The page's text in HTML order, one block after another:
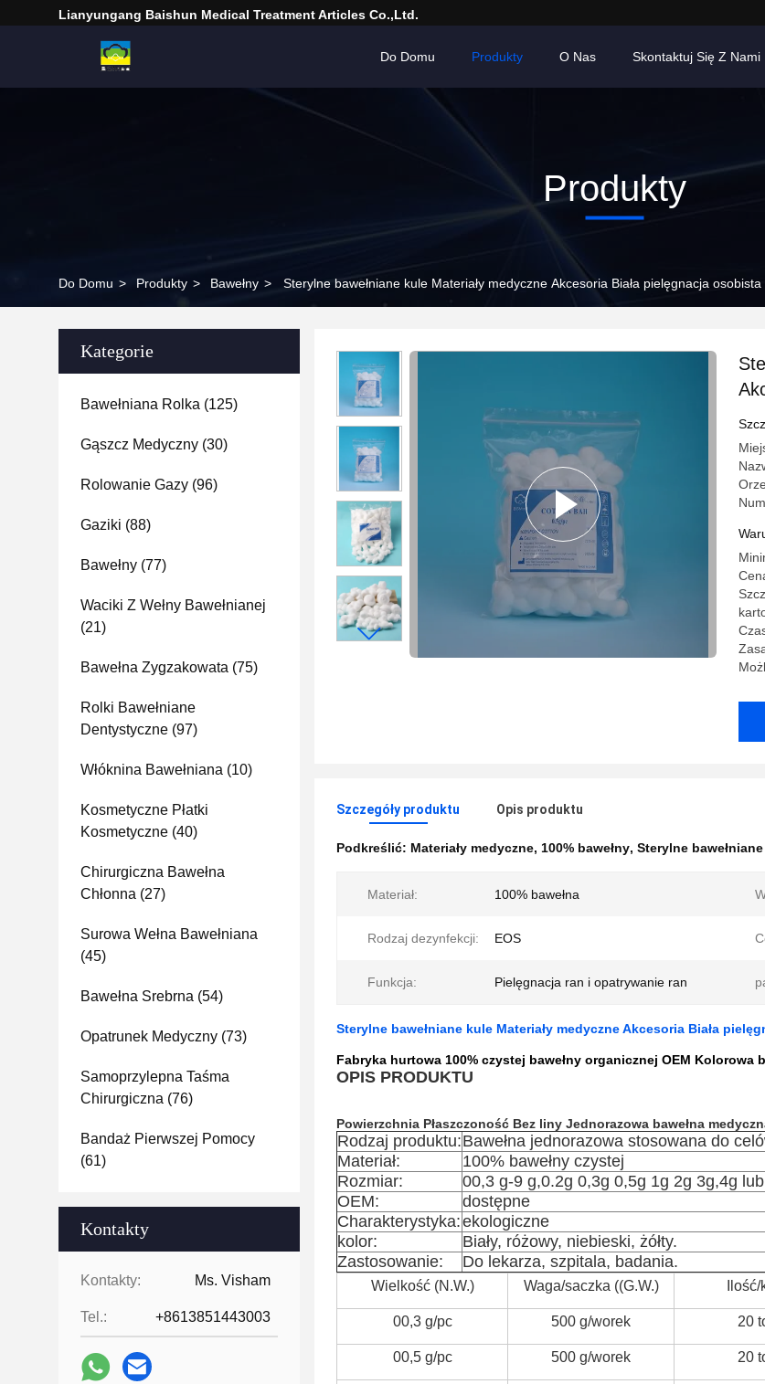
Lianyungang Baishun Medical Treatment Articles Co.,Ltd.
Do Domu Produkty O Nas Skontaktuj Się Z Nami
Produkty
Do Domu > Produkty > Bawełny > Sterylne bawełniane kule Materiały medyczne Akcesoria Biała pielęgnacja
Kategorie
Bawełniana Rolka (125)
Gąszcz Medyczny (30)
Rolowanie Gazy (96)
Gaziki (88)
Bawełny (77)
Waciki Z Wełny Bawełnianej
(21)
Bawełna Zygzakowata (75)
Rolki Bawełniane
Dentystyczne (97)
Włóknina Bawełniana (10)
Kosmetyczne Płatki
Kosmetyczne (40)
Chirurgiczna Bawełna
Chłonna (27)
Surowa Wełna Bawełniana
(45)
Bawełna Srebrna (54)
Opatrunek Medyczny (73)
Samoprzylepna Taśma
Chirurgiczna (76)
Bandaż Pierwszej Pomocy
(61)
Kontakty
Kontakty: Ms. Visham
Tel.: +8613851443003
Szczegóły produktu Opis produktu
Podkreślić: Materiały medyczne, 100% bawełny, Sterylne
Materiał: 100% bawełna
Rodzaj dezynfekcji: EOS
Funkcja: Pielęgnacja ran i opatrywanie ran
Sterylne bawełniane kule Materiały medyczne Akcesoria Biała
Fabryka hurtowa 100% czystej bawełny organicznej OEM Kolorowa
OPIS PRODUKTU
Powierzchnia Płaszczoność Bez liny Jednorazowa bawełna
Rodzaj produktu:Bawełna jednorazowa stosowana do
Materiał:
100% bawełny czystej
Rozmiar:
00,3 g-9 g,0.2g 0,3g 0,5g 1g 2g 3g,4g
OEM:
dostępne
Charakterystyka:ekologiczne
kolor:
Biały, różowy, niebieski, żółty.
Zastosowanie:
Do lekarza, szpitala, badania.
Wielkość (N.W.) Waga/saczka ((G.W.)
00,3 g/pc 500 g/worek 20
00,5 g/pc 500 g/worek 20